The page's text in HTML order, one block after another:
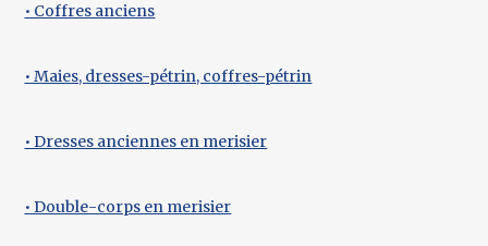
• Coffres anciens
• Maies, dresses-pétrin, coffres-pétrin
• Dresses anciennes en merisier
• Double-corps en merisier